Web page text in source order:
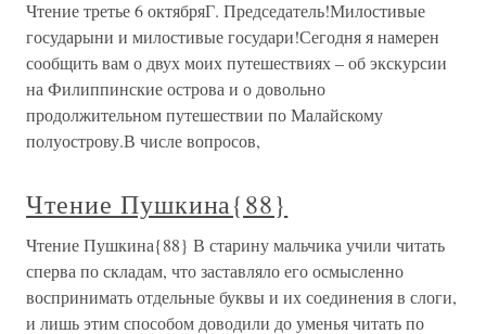
Чтение третье 6 октябряГ. Председатель!Милостивые
государыни и милостивые государи!Сегодня я намерен
сообщить вам о двух моих путешествиях – об экскурсии
на Филиппинские острова и о довольно
продолжительном путешествии по Малайскому
полуострову.В числе вопросов,
Чтение Пушкина{88}
Чтение Пушкина{88} В старину мальчика учили читать
сперва по складам, что заставляло его осмысленно
воспринимать отдельные буквы и их соединения в слоги,
и лишь этим способом доводили до уменья читать по